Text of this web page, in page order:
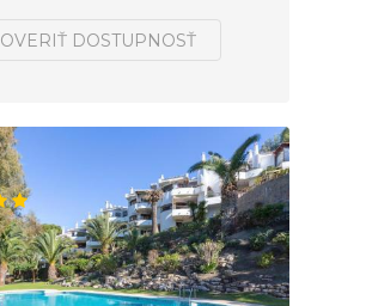
OVERIŤ DOSTUPNOSŤ